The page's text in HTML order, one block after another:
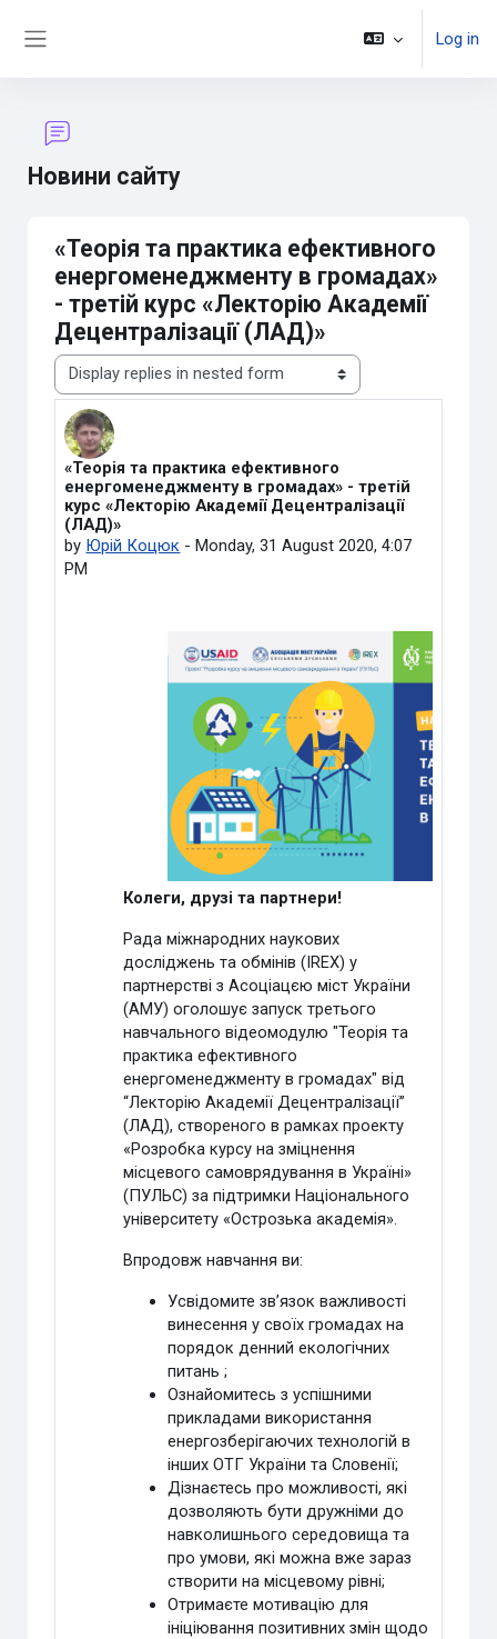
Log in
Новини сайту
«Теорія та практика ефективного
енергоменеджменту в громадах»
- третій курс «Лекторію Академії
Децентралізації (ЛАД)»
Display mode
«Теорія та практика ефективного
енергоменеджменту в громадах» - третій
курс «Лекторію Академії Децентралізації
(ЛАД)»
by Юрій Коцюк -Monday, 31 August 2020, 4:07
PM
Number of replies: 0
Колеги, друзі та партнери!
Рада міжнародних наукових
досліджень та обмінів (IREX) у
партнерстві з Асоціацєю міст України
(АМУ) оголошує запуск третього
навчального відеомодулю "Теорія та
практика ефективного
енергоменеджменту в громадах" від
“Лекторію Академії Децентралізації”
(ЛАД), створеного в рамках проекту
«Розробка курсу на зміцнення
місцевого самоврядування в Україні»
(ПУЛЬС) за підтримки Національного
університету «Острозька академія».
Впродовж навчанняви:
Усвідомите зв’язок важливості
винесення у своїх громадах на
порядок денний екологічних
питань;
Ознайомитесь з успішними
прикладами використання
енергозберігаючих технологій в
інших ОТГ України та Словенії;
Дізнаєтесь про можливості, які
дозволяють бути дружніми до
навколишнього середовища та
про умови, які можна вже зараз
створити на місцевому рівні;
Отримаєте мотивацію для
ініціювання позитивних змін щодо